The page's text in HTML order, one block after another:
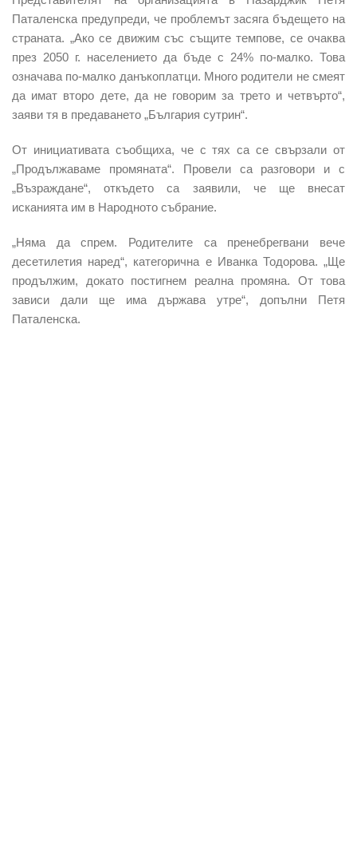
Паталенска предупреди, че проблемът засяга бъдещето на
страната. „Ако се движим със същите темпове, се очаква
през 2050 г. населението да бъде с 24% по-малко. Това
означава по-малко данъкоплатци. Много родители не смеят
да имат второ дете, да не говорим за трето и четвърто“,
заяви тя в предаването „България сутрин“.
От инициативата съобщиха, че с тях са се свързали от
„Продължаваме промяната“. Провели са разговори и с
„Възраждане“, откъдето са заявили, че ще внесат
исканията им в Народното събрание.
„Няма да спрем. Родителите са пренебрегвани вече
десетилетия наред“, категорична е Иванка Тодорова. „Ще
продължим, докато постигнем реална промяна. От това
зависи дали ще има държава утре“, допълни Петя
Паталенска.